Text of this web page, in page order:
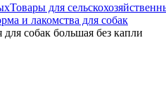
Товары для
и лакомства для собак
собак большая без капли